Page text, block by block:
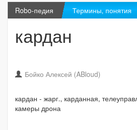
Robo-педия Термины, понятия
кардан
Бойко Алексей (ABloud)
кардан - жарг., карданная,
камеры дрона